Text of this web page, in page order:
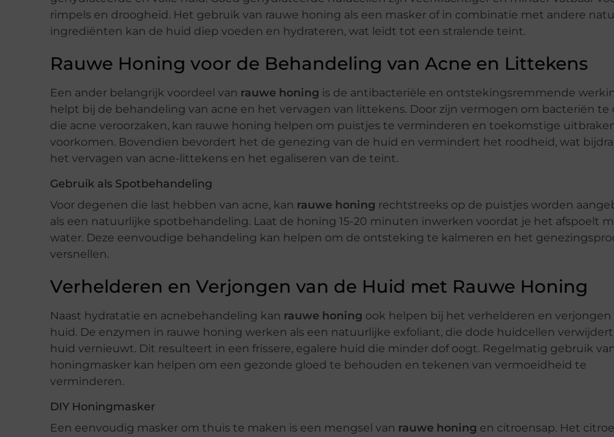
rimpels en droogheid. Het gebruik van rauwe honing als een masker of in combinatie met andere
ingrediënten kan de huid diep voeden en hydrateren, wat leidt tot een stralende teint.
Rauwe Honing voor de Behandeling van Acne en Littekens
Een ander belangrijk voordeel van rauwe honing is de antibacteriële en ontstekingsremmende
helpt bij de behandeling van acne en het vervagen van littekens. Door zijn vermogen om bacteriën te
die acne veroorzaken, kan rauwe honing helpen om puistjes te verminderen en toekomstige
voorkomen. Bovendien bevordert het de genezing van de huid en vermindert het roodheid, wat
het vervagen van acne-littekens en het egaliseren van de teint.
Gebruik als Spotbehandeling
Voor degenen die last hebben van acne, kan rauwe honing rechtstreeks op de puistjes worden
als een natuurlijke spotbehandeling. Laat de honing 15-20 minuten inwerken voordat je het afspoelt
water. Deze eenvoudige behandeling kan helpen om de ontsteking te kalmeren en het
versnellen.
Verhelderen en Verjongen van de Huid met Rauwe Honing
Naast hydratatie en acnebehandeling kan rauwe honing ook helpen bij het verhelderen en verjongen
huid. De enzymen in rauwe honing werken als een natuurlijke exfoliant, die dode huidcellen
huid vernieuwt. Dit resulteert in een frissere, egalere huid die minder dof oogt. Regelmatig gebruik
honingmasker kan helpen om een gezonde gloed te behouden en tekenen van vermoeidheid te
verminderen.
DIY Honingmasker
Een eenvoudig masker om thuis te maken is een mengsel van rauwe honing en citroensap. Het